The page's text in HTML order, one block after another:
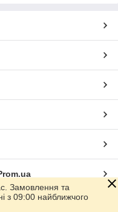
Замовлення та
з 09:00 найближчого